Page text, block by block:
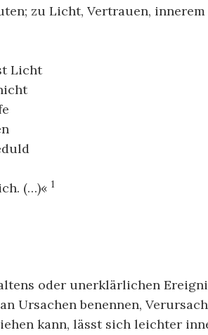
zu Licht, Vertrauen, innerem
Licht
(…)« 1
oder unerklärlichen
Ursachen benennen,
kann, lässt sich leichter